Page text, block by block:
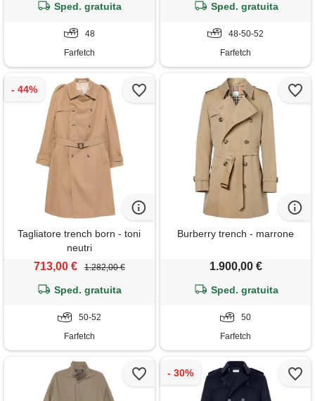
Sped. gratuita
48
Farfetch
Sped. gratuita
48-50-52
Farfetch
Tagliatore trench born - toni
neutri
713,00 € 1.282,00 €
Sped. gratuita
50-52
Farfetch
Burberry trench - marrone
1.900,00 €
Sped. gratuita
50
Farfetch